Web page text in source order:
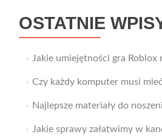
OSTATNIE
Jakie umiejętności gra Roblox
Czy każdy komputer musi
Najlepsze materiały do
Jakie sprawy załatwimy w